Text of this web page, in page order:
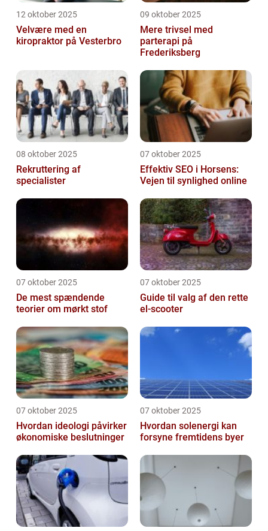
12 oktober 2025
Velvære med en
kiropraktor på Vesterbro
09 oktober 2025
Mere trivsel med
parterapi på
Frederiksberg
08 oktober 2025
Rekruttering af
specialister
07 oktober 2025
Effektiv SEO i Horsens:
Vejen til synlighed online
07 oktober 2025
De mest spændende
teorier om mørkt stof
07 oktober 2025
Guide til valg af den rette
el-scooter
07 oktober 2025
Hvordan ideologi påvirker
økonomiske beslutninger
07 oktober 2025
Hvordan solenergi kan
forsyne fremtidens byer